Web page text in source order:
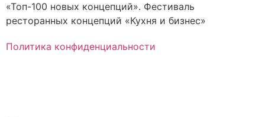
«Топ-100 новых концепций». Фестиваль
ресторанных концепций «Кухня и бизнес»
Политика конфиденциальности